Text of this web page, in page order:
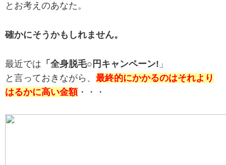
とお考えのあなた。
確かにそうかもしれません。
最近では 「全身脱毛○円キャンペーン! 」
と言っておきながら、 最終的にかかるのはそれより
はるかに高い金額・・・